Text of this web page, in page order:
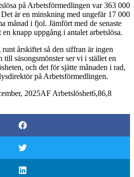
på Arbetsförmedlingen var 363 000
är en minskning med ungefär 17 000
månad i fjol. Jämfört med de senaste
knapp uppgång i antalet arbetslösa.
årskiftet så den siffran är ingen
säsongsmönster ser vi i stället en
och det för sjätte månaden i rad,
på Arbetsförmedlingen.
2025AF Arbetslöshet6,86,8